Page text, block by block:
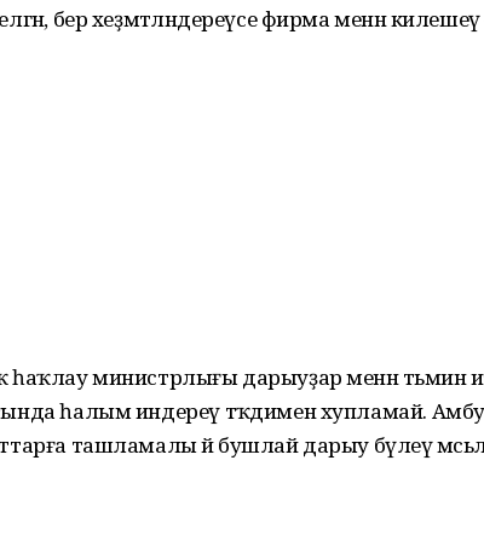
бер хеҙмәтләндереүсе фирма менән килешеү
министрлығы дарыуҙар менән тәьмин
һалым индереү тәҡдимен хупламай.
ташламалы йә бушлай дарыу бүлеү